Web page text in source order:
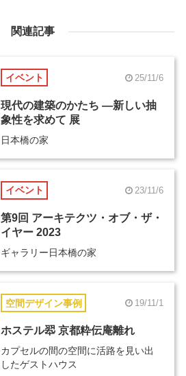
関連記事
イベント 25/11/6
現代の建築のかたち ―新しい抽
象性を求めて 展
日本橋の家
イベント 23/11/6
第9回 アーキテクツ・オブ・ザ・
イヤー 2023
ギャラリー日本橋の家
空間デザイン事例 19/11/1
ホステル翆 京都粋伝庵離れ
カプセルの間の空間に活路を見い出
したゲストハウス